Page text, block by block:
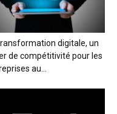
digitale, un
de compétitivité pour les
au...